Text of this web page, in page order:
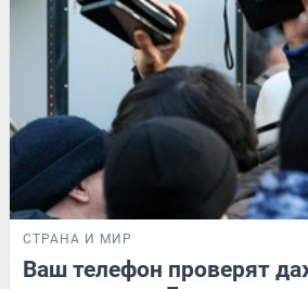
СТРАНА И МИР
Ваш телефон проверят